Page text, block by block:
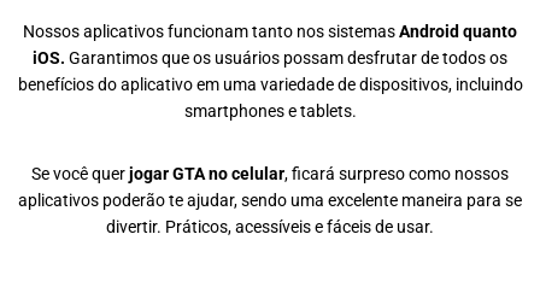
Nossos aplicativos funcionam tanto nos sistemasAndroid quanto
iOS. Garantimos que os usuários possam desfrutar de todos os
benefícios do aplicativo em uma variedade de dispositivos, incluindo
smartphones e tablets.
Se você querjogar GTA no celular, ficará surpreso como nossos
aplicativos poderão te ajudar, sendo uma excelente maneira para se
divertir. Práticos, acessíveis e fáceis de usar.